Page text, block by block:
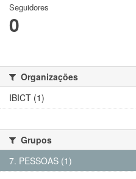
Seguidores
0
Organizações
IBICT (1)
Grupos
7. PESSOAS (1)